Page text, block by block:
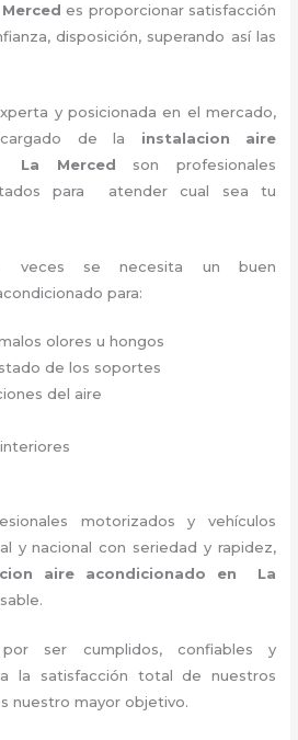
es proporcionar satisfacción
disposición, superando así las
y posicionada en el mercado,
de la instalacion aire
La Merced
son profesionales
para atender cual sea tu
veces se necesita un buen
para:
olores u hongos
de los soportes
del aire
motorizados y vehículos
y nacional con seriedad y rapidez,
aire acondicionado en La
.
por ser cumplidos, confiables y
la satisfacción total de nuestros
nuestro mayor objetivo.